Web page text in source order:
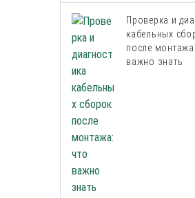
Проверка и
кабельных
после
важно знать